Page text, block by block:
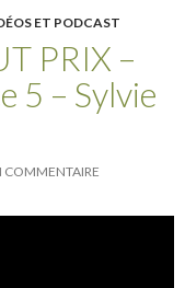
ET PODCAST
PRIX –
5 – Sylvie
COMMENTAIRE